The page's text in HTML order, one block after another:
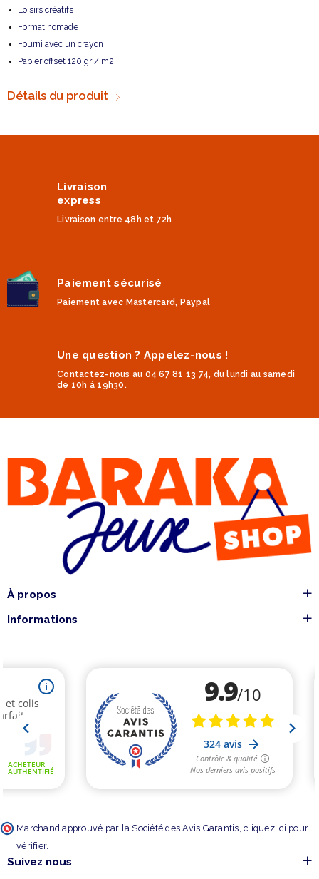
Loisirs créatifs
Format nomade
Fourni avec un crayon
Papier offset 120 gr / m2
Détails du produit
Livraison
express
Livraison entre 48h et 72h
Paiement sécurisé
Paiement avec Mastercard, Paypal
Une question ? Appelez-nous !
Contactez-nous au 04 67 81 13 74, du lundi au samedi
de 10h à 19h30.
À propos
Informations
Marchand approuvé par la Société des Avis Garantis, cliquez ici pour
vérifier.
Suivez nous